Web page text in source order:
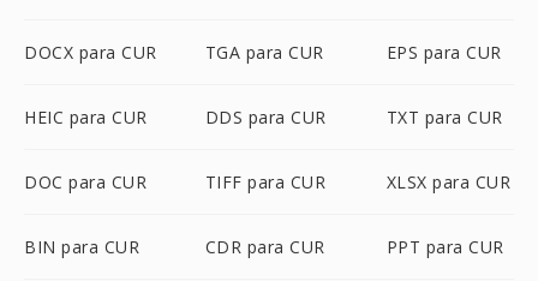
DOCX para CUR TGA para CUR EPS para CUR
HEIC para CUR DDS para CUR TXT para CUR
DOC para CUR TIFF para CUR XLSX para CUR
BIN para CUR CDR para CUR PPT para CUR